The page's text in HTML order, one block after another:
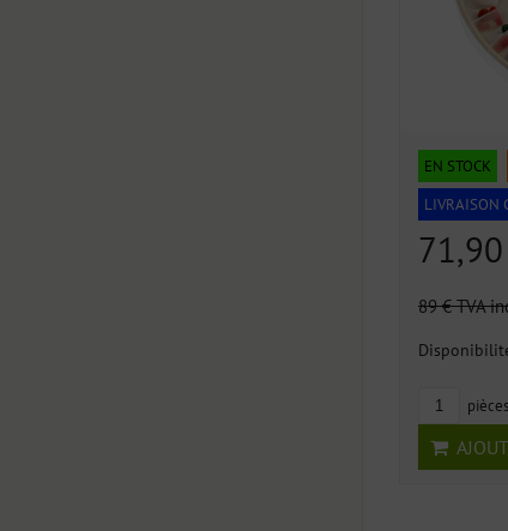
EN STOCK
LIVRAISON
89 €TVA
pièces